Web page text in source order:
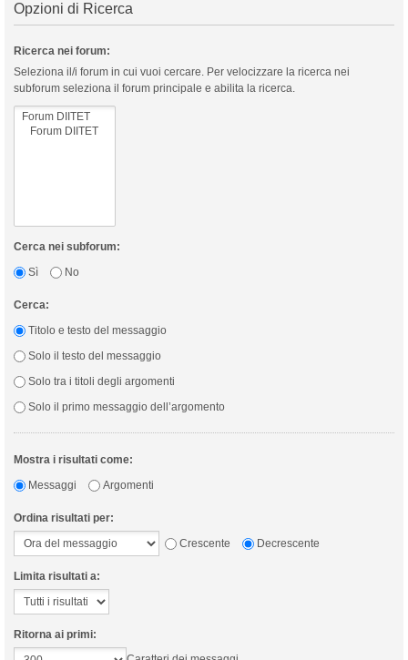
Opzioni di Ricerca
Ricerca nei forum:
Seleziona il/i forum in cui vuoi cercare. Per velocizzare la ricerca nei
subforum seleziona il forum principale e abilita la ricerca.
Cerca nei subforum:
Sì
No
Cerca:
Titolo e testo del messaggio
Solo il testo del messaggio
Solo tra i titoli degli argomenti
Solo il primo messaggio dell’argomento
Mostra i risultati come:
Messaggi
Argomenti
Ordina risultati per:
Crescente
Decrescente
Limita risultati a:
Ritorna ai primi: